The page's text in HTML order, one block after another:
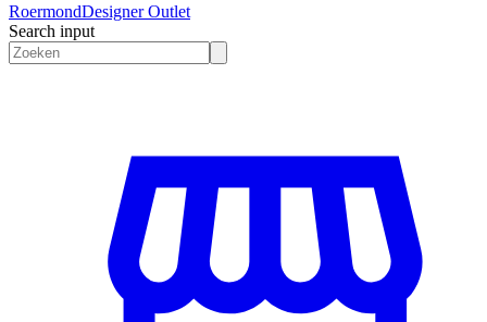
RoermondDesigner Outlet
Search input